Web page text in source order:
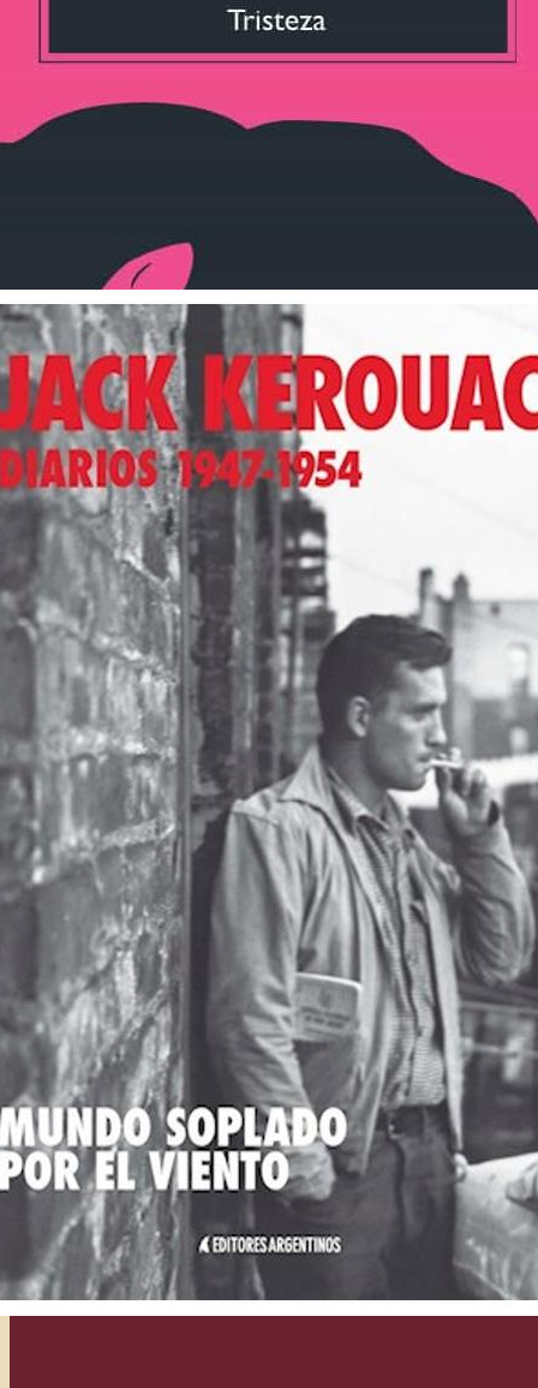
3 cuotas sin interés de $ 8.967
Diarios 1947-1954
$ 34.600
3 cuotas sin interés de $ 11.533
Honduras 4191, (1180) Ciudad Autónoma de Buenos
Aires, Argentina
Horarios
Abierto de Lunes a Domingos de 12 a 19 hs.